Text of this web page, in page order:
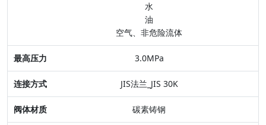
特点
水
油
空气、非危险流体
3.0MPa
JIS法兰_JIS 30K
碳素铸钢